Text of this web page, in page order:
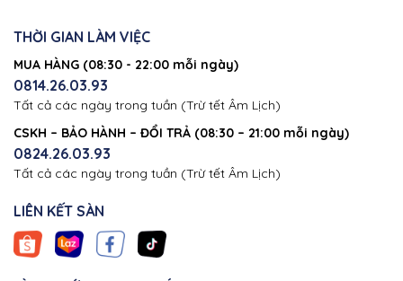
THỜI GIAN LÀM VIỆC
MUA HÀNG (08:30 - 22:00 mỗi ngày)
0814.26.03.93
Tất cả các ngày trong tuần (Trừ tết Âm Lịch)
CSKH – BẢO HÀNH – ĐỔI TRẢ (08:30 – 21:00 mỗi ngày)
0824.26.03.93
Tất cả các ngày trong tuần (Trừ tết Âm Lịch)
LIÊN KẾT SÀN